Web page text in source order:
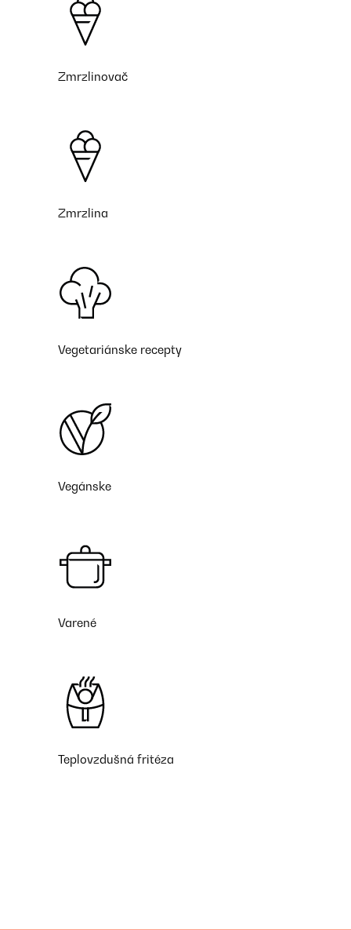
Zmrzlinovač
Zmrzlina
Vegetariánske recepty
Vegánske
Varené
Teplovzdušná fritéza